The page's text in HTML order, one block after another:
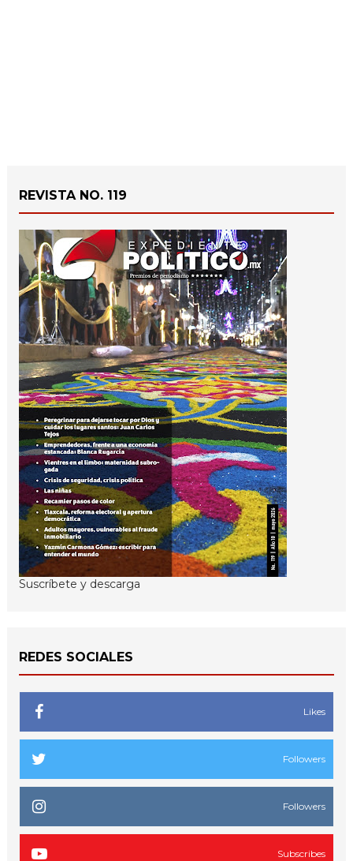
REVISTA NO. 119
Suscríbete y descarga
REDES SOCIALES
Likes
Followers
Followers
Subscribes